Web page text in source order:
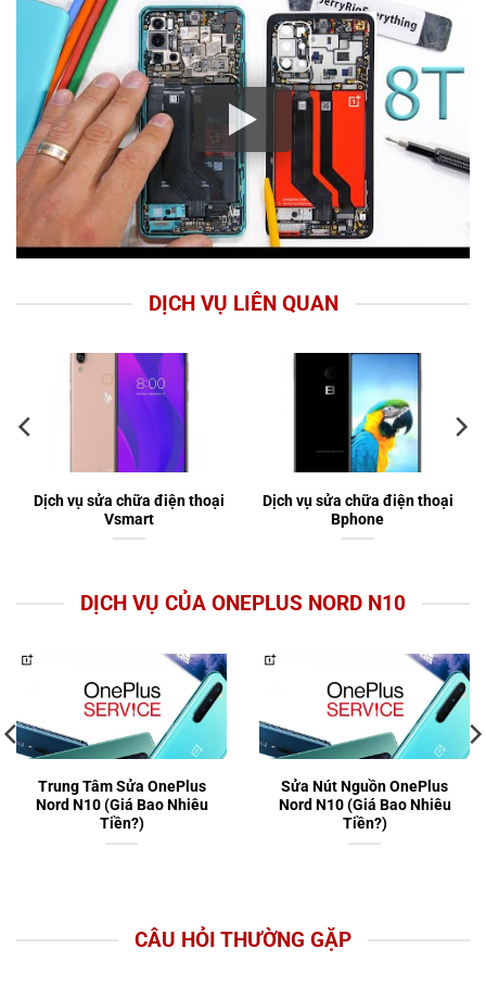
DỊCH VỤ LIÊN QUAN
Dịch vụ sửa chữa điện thoại
Vsmart
Dịch vụ sửa chữa điện thoại
Bphone
DỊCH VỤ CỦA ONEPLUS NORD N10
Trung Tâm Sửa OnePlus
Nord N10 (Giá Bao Nhiêu
Tiền?)
Sửa Nút Nguồn OnePlus
Nord N10 (Giá Bao Nhiêu
Tiền?)
CÂU HỎI THƯỜNG GẶP